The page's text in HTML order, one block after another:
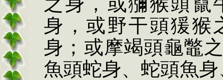
身，或野干頭猨猴
身；或摩竭頭龜鼈
魚頭蛇身、蛇頭魚